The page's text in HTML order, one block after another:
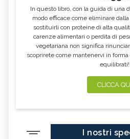
In questo libro, con la guida di una
modo efficace come eliminare
sostituirli con proteine di alta
carenze alimentari o perdita di
vegetariana non significa
scoprirete come mantenervi in
equilibrati!
CLICCA
I nostri